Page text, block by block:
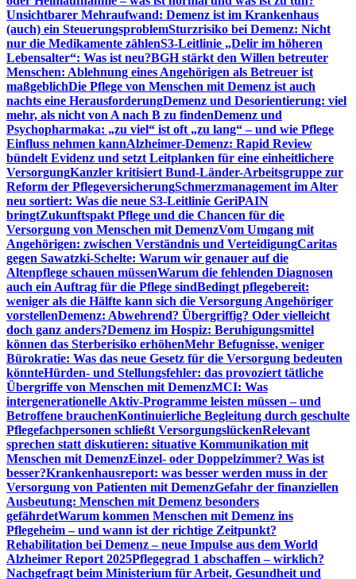
Unsichtbarer Mehraufwand: Demenz ist im Krankenhaus
(auch) ein SteuerungsproblemSturzrisiko bei Demenz: Nicht
nur die Medikamente zählenS3-Leitlinie „Delir im höheren
Lebensalter“: Was ist neu?BGH stärkt den Willen betreuter
Menschen: Ablehnung eines Angehörigen als Betreuer ist
maßgeblichDie Pflege von Menschen mit Demenz ist auch
nachts eine HerausforderungDemenz und Desorientierung: viel
mehr, als nicht von A nach B zu findenDemenz und
Psychopharmaka: „zu viel“ ist oft „zu lang“ – und wie Pflege
Einfluss nehmen kannAlzheimer-Demenz: Rapid Review
bündelt Evidenz und setzt Leitplanken für eine einheitlichere
VersorgungKanzler kritisiert Bund-Länder-Arbeitsgruppe zur
Reform der PflegeversicherungSchmerzmanagement im Alter
neu sortiert: Was die neue S3-Leitlinie GeriPAIN
bringtZukunftspakt Pflege und die Chancen für die
Versorgung von Menschen mit DemenzVom Umgang mit
Angehörigen: zwischen Verständnis und VerteidigungCaritas
gegen Sawatzki-Schelte: Warum wir genauer auf die
Altenpflege schauen müssenWarum die fehlenden Diagnosen
auch ein Auftrag für die Pflege sindBedingt pflegebereit:
weniger als die Hälfte kann sich die Versorgung Angehöriger
vorstellenDemenz: Abwehrend? Übergriffig? Oder vielleicht
doch ganz anders?Demenz im Hospiz: Beruhigungsmittel
können das Sterberisiko erhöhenMehr Befugnisse, weniger
Bürokratie: Was das neue Gesetz für die Versorgung bedeuten
könnteHürden- und Stellungsfehler: das provoziert tätliche
Übergriffe von Menschen mit DemenzMCI: Was
intergenerationelle Aktiv-Programme leisten müssen – und
Betroffene brauchenKontinuierliche Begleitung durch geschulte
Pflegefachpersonen schließt VersorgungslückenRelevant
sprechen statt diskutieren: situative Kommunikation mit
Menschen mit DemenzEinzel- oder Doppelzimmer? Was ist
besser?Krankenhausreport: was besser werden muss in der
Versorgung von Patienten mit DemenzGefahr der finanziellen
Ausbeutung: Menschen mit Demenz besonders
gefährdetWarum kommen Menschen mit Demenz ins
Pflegeheim – und wann ist der richtige Zeitpunkt?
Rehabilitation bei Demenz – neue Impulse aus dem World
Alzheimer Report 2025Pflegegrad 1 abschaffen – wirklich?
Nachgefragt beim Ministerium für Arbeit, Gesundheit und